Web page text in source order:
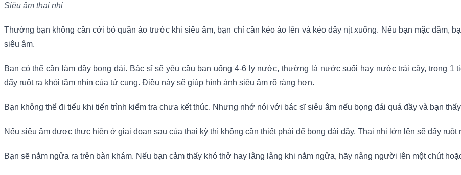
Siêu âm thai nhi
Thường bạn không cần cởi bỏ quần áo trước khi siêu âm, bạn chỉ cần kéo áo lên và kéo dây nịt xuống. Nếu bạn mặc đầm,
siêu âm.
Bạn có thể cần làm đầy bọng đái. Bác sĩ sẽ yêu cầu bạn uống 4-6 ly nước, thường là nước suối hay nước trái cây, trong 1
đẩy ruột ra khỏi tầm nhìn của tử cung. Điều này sẽ giúp hình ảnh siêu âm rõ ràng hơn.
Bạn không thể đi tiểu khi tiến trình kiểm tra chưa kết thúc. Nhưng nhớ nói với bác sĩ siêu âm nếu bọng đái quá đầy và bạn
Nếu siêu âm được thực hiện ở giai đoạn sau của thai kỳ thì không cần thiết phải để bọng đái đầy. Thai nhi lớn lên sẽ đẩy
Bạn sẽ nằm ngửa ra trên bàn khám. Nếu bạn cảm thấy khó thở hay lâng lâng khi nằm ngửa, hãy nâng người lên một chút